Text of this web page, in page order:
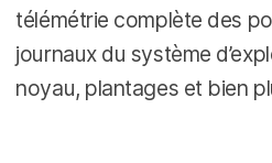
télémétrie complète des
journaux du système
noyau, plantages et bien